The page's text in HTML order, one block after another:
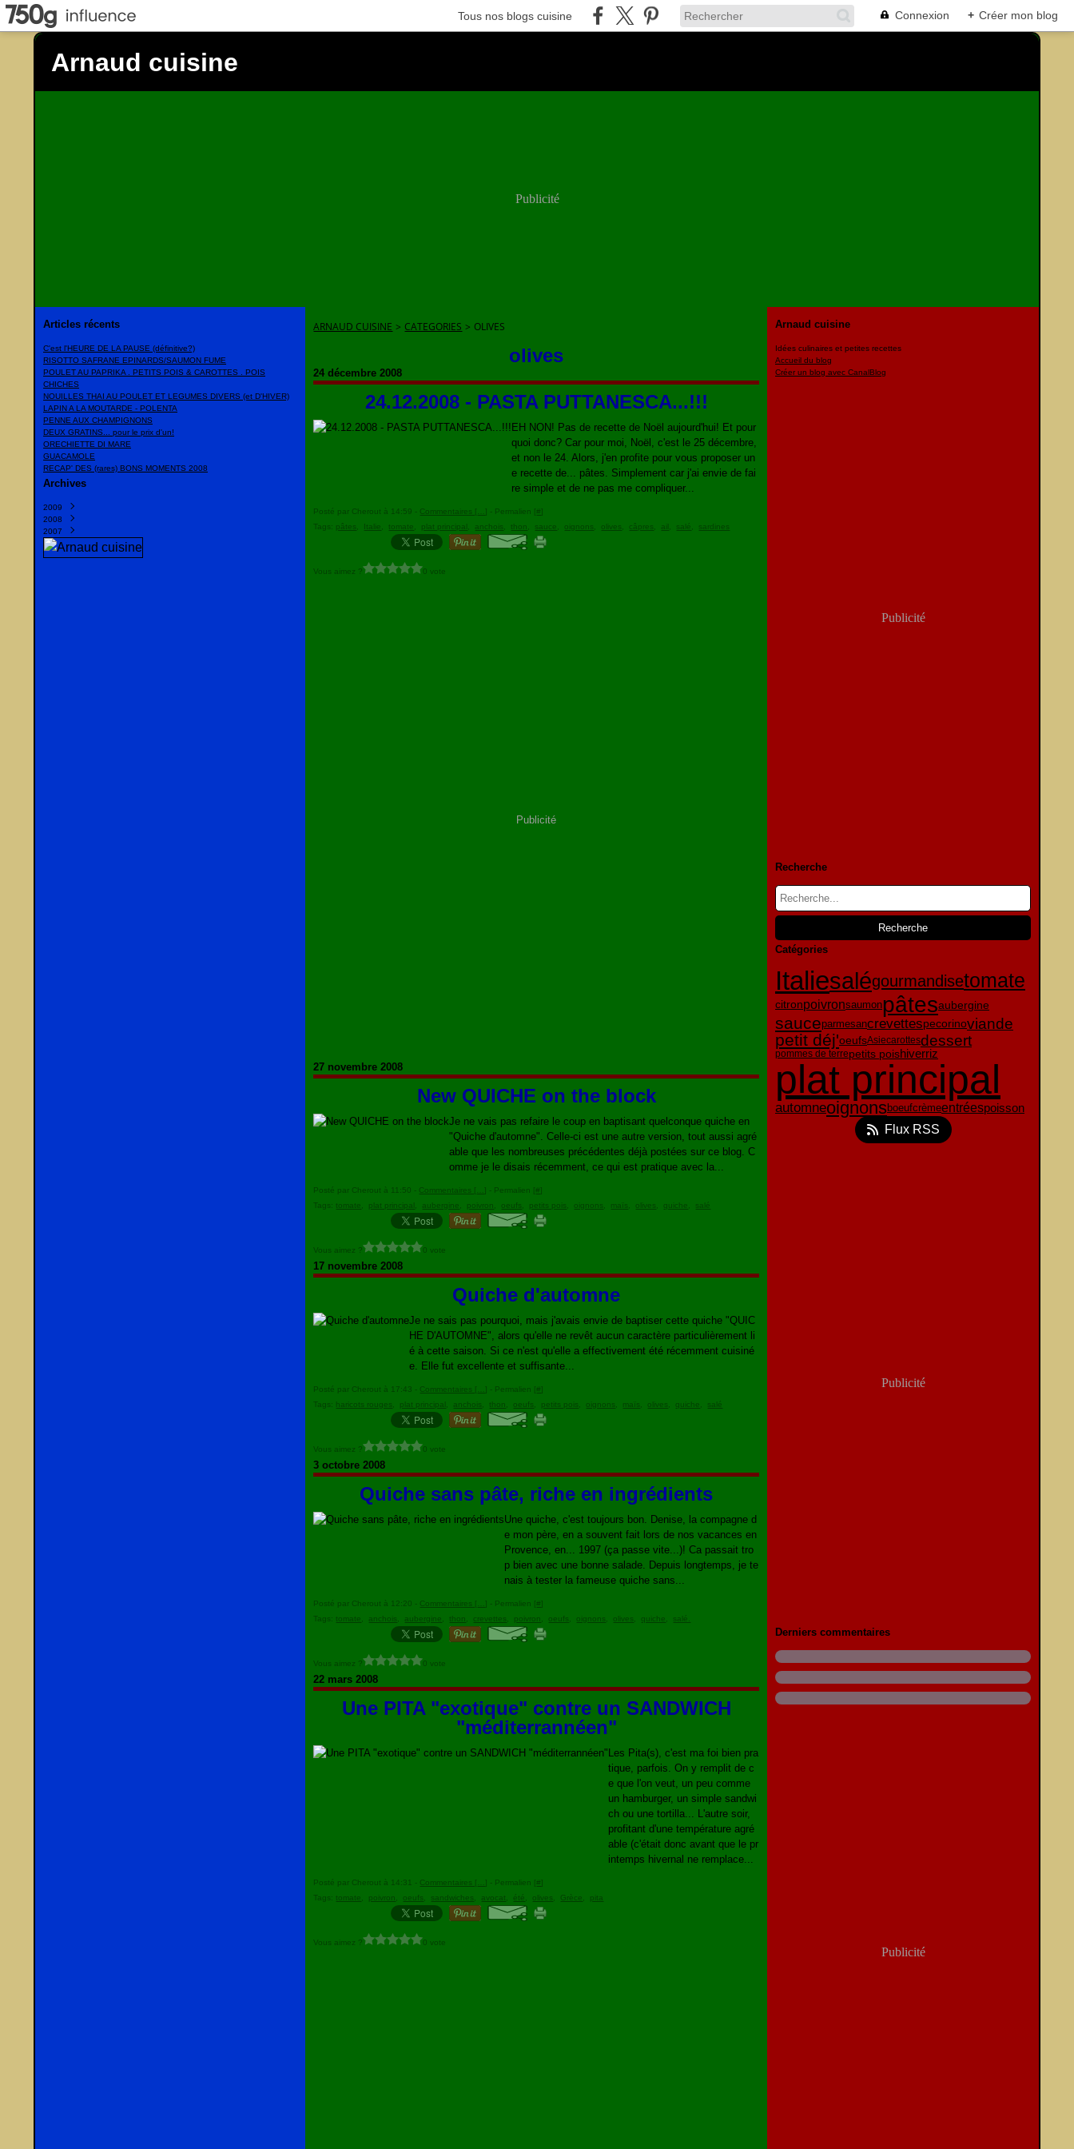
Tous nos blogs cuisine Connexion + Créer mon blog
Arnaud cuisine
Publicité
Articles récents
C'est l'HEURE DE LA PAUSE (définitive?)
RISOTTO SAFRANE EPINARDS/SAUMON FUME
POULET AU PAPRIKA . PETITS POIS & CAROTTES . POIS
CHICHES
NOUILLES THAI AU POULET ET LEGUMES DIVERS (et D'HIVER)
LAPIN A LA MOUTARDE - POLENTA
PENNE AUX CHAMPIGNONS
DEUX GRATINS... pour le prix d'un!
ORECHIETTE DI MARE
GUACAMOLE
RECAP' DES (rares) BONS MOMENTS 2008
Archives
2009
Mars
Février
Janvier(10)
2008
Décembre
Novembre(10)
2007
Décembre(20)
ARNAUD CUISINE > CATEGORIES > OLIVES
olives
24 décembre 2008
24.12.2008 - PASTA PUTTANESCA...!!!
EH NON! Pas de recette de Noël aujourd'hui! Et pour
quoi donc? Car pour moi, Noël, c'est le 25 décembre,
et non le 24. Alors, j'en profite pour vous proposer un
e recette de... pâtes. Simplement car j'ai envie de fai
re simple et de ne pas me compliquer...
Posté par Cherout à 14:59 - Commentaires [ …] - Permalien [#]
Tags: pâtes Italie ,tomate plat principal anchois ,thon sauce oignons olives câpres ail salé sardines
Vous aimez ? 0 vote
Publicité
27 novembre 2008
New QUICHE on the block
Je ne vais pas refaire le coup en baptisant quelconque quiche en
"Quiche d'automne". Celle-ci est une autre version, tout aussi agré
able que les nombreuses précédentes déjà postées sur ce blog. C
omme je le disais récemment, ce qui est pratique avec la...
Posté par Cherout à 11:50 - Commentaires [ …] - Permalien [#]
Tags:tomate plat principal aubergine poivron oeufs petits pois oignons maïs olives quiche salé
Vous aimez ? 0 vote
17 novembre 2008
Quiche d'automne
Je ne sais pas pourquoi, mais j'avais envie de baptiser cette quiche "QUIC
HE D'AUTOMNE", alors qu'elle ne revêt aucun caractère particulièrement li
é à cette saison. Si ce n'est qu'elle a effectivement été récemment cuisiné
e. Elle fut excellente et suffisante...
Posté par Cherout à 17:43 - Commentaires [ …] - Permalien [#]
Tags: haricots rouges plat principal anchois ,thon oeufs petits pois oignons maïs olives quiche salé
Vous aimez ? 0 vote
3 octobre 2008
Quiche sans pâte, riche en ingrédients
Une quiche, c'est toujours bon. Denise, la compagne d
e mon père, en a souvent fait lors de nos vacances en
Provence, en... 1997 (ça passe vite...)! Ca passait tro
p bien avec une bonne salade. Depuis longtemps, je te
nais à tester la fameuse quiche sans...
Posté par Cherout à 12:20 - Commentaires [ …] - Permalien [#]
Tags:tomate anchois aubergine ,thon crevettes poivron oeufs oignons olives quiche salé.
Vous aimez ? 0 vote
22 mars 2008
Une PITA "exotique" contre un SANDWICH
"méditerrannéen"
Les Pita(s), c'est ma foi bien pra
tique, parfois. On y remplit de c
e que l'on veut, un peu comme
un hamburger, un simple sandwi
ch ou une tortilla... L'autre soir,
profitant d'une température agré
able (c'était donc avant que le pr
intemps hivernal ne remplace...
Posté par Cherout à 14:31 - Commentaires [ …] - Permalien [#]
Tags:tomate poivron oeufs sandwiches avocat été olives Grèce pita
Vous aimez ? 0 vote
Arnaud cuisine
Idées culinaires et petites recettes
Accueil du blog
Créer un blog avec CanalBlog
Publicité
Recherche
Catégories
Italiesalégourmandisetomate
citronpoivronsaumonpâtesaubergine
sauceparmesancrevettespecorinoviande
petit déj'oeufsAsiecarottesdessert
pommes de terrepetits poishiverriz
plat principal
automneoignonsboeufcrèmeentréespoisson
Flux RSS
Publicité
Derniers commentaires
Publicité